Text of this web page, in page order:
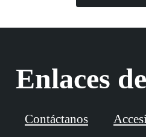
Enlaces
Contáctanos